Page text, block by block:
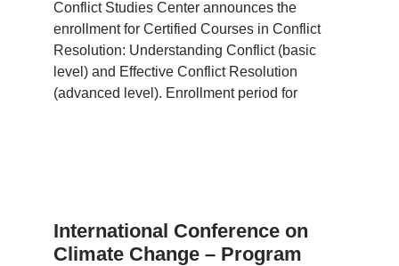
Conflict Studies Center announces the
enrollment for Certified Courses in Conflict
Resolution: Understanding Conflict (basic
level) and Effective Conflict Resolution
(advanced level). Enrollment period for
International Conference on
Climate Change – Program